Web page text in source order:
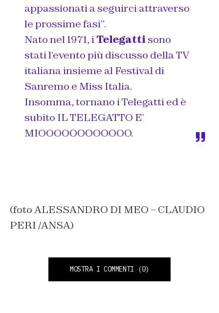
appassionati a seguirci attraverso
le prossime fasi”.
Nato nel 1971, iTelegatti sono
stati l’evento più discusso della TV
italiana insieme al Festival di
Sanremo e Miss Italia.
Insomma, tornano i Telegatti ed è
subito IL TELEGATTO E’
MIOOOOOOOOOOOO.
(foto ALESSANDRO DI MEO – CLAUDIO
PERI /ANSA)
MOSTRA I COMMENTI (0)